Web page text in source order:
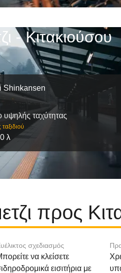
- Κιτακιούσου
Shinkansen
υψηλής ταχύτητας
λ
προς
σχεδιασμός
να κλείσετε
εισιτήρια με